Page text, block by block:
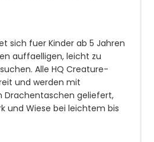
sich fuer Kinder ab 5 Jahren
auffaelligen, leicht zu
Alle HQ Creature-
und werden mit
Drachentaschen geliefert,
und Wiese bei leichtem bis